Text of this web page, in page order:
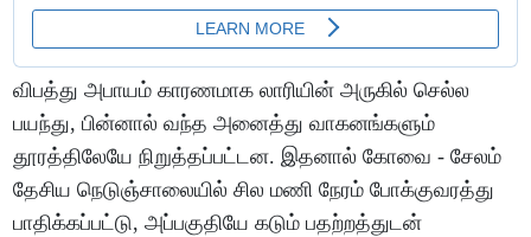
விபத்து அபாயம் காரணமாக லாரியின் அருகில் செல்ல
பயந்து, பின்னால் வந்த அனைத்து வாகனங்களும்
தூரத்திலேயே நிறுத்தப்பட்டன. இதனால் கோவை - சேலம்
தேசிய நெடுஞ்சாலையில் சில மணி நேரம் போக்குவரத்து
பாதிக்கப்பட்டு, அப்பகுதியே கடும் பதற்றத்துடன்